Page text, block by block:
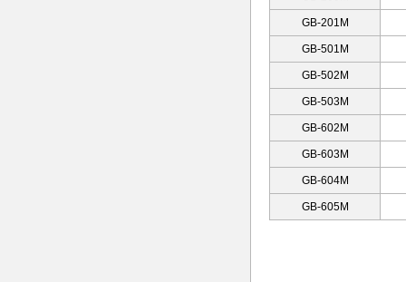
GB-201M
GB-501M
GB-502M
GB-503M
GB-602M
GB-603M
GB-604M
GB-605M